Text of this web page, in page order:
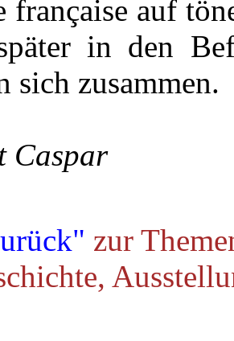
française auf
in den
sich zusammen.
Caspar
zur